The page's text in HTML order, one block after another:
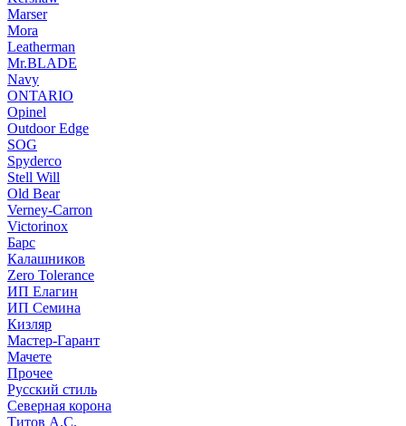
Marser
Mora
Leatherman
Mr.BLADE
Navy
ONTARIO
Opinel
Outdoor Edge
SOG
Spyderco
Stell Will
Old Bear
Verney-Carron
Victorinox
Барс
Калашников
Zero Tolerance
ИП Елагин
ИП Семина
Кизляр
Мастер-Гарант
Мачете
Прочее
Русский стиль
Северная корона
Титов А.С.